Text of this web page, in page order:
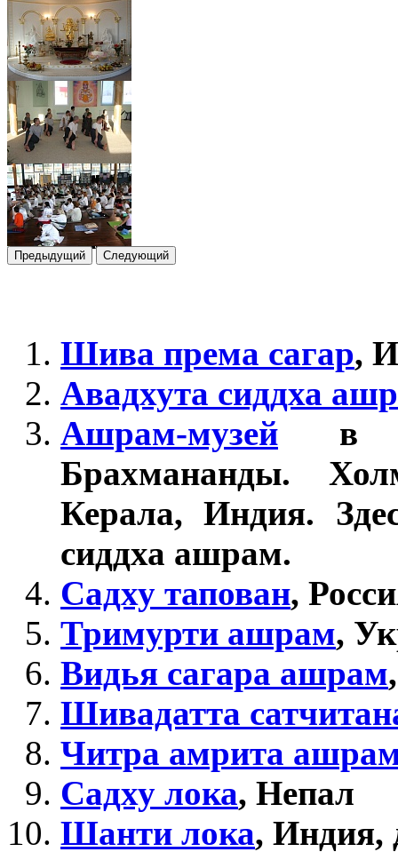
Предыдущий Следующий
Шива према сагар,
Авадхута сиддха
Ашрам-музей в
Брахмананды.
Керала, Индия.
сиддха ашрам.
Садху тапован,
Тримурти ашрам,
Видья сагара ашрам
Шивадатта
Читра амрита
Садху лока, Непал
Шанти лока, Индия,